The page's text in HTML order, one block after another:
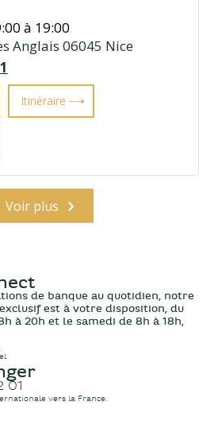
à 19:00
Anglais 06045 Nice
Itinéraire
Voir plus
de banque au quotidien, notre
est à votre disposition, du
à 20h et le samedi de 8h à 18h,
01
vers la France.